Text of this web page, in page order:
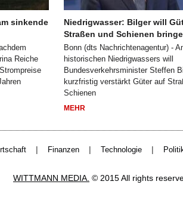
sinkende
Reiche
Niedrigwasser: Bilger will
Straßen und Schienen
Bonn (dts Nachrichtenagentur) -
historischen Niedrigwassers will
Bundesverkehrsminister Steffen
kurzfristig verstärkt Güter auf
Schienen
MEHR
| Finanzen | Technologie |
WITTMANN MEDIA. © 2015 All rights